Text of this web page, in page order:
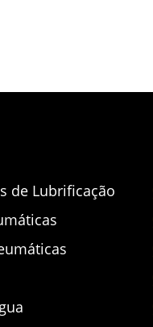
de Lubrificação